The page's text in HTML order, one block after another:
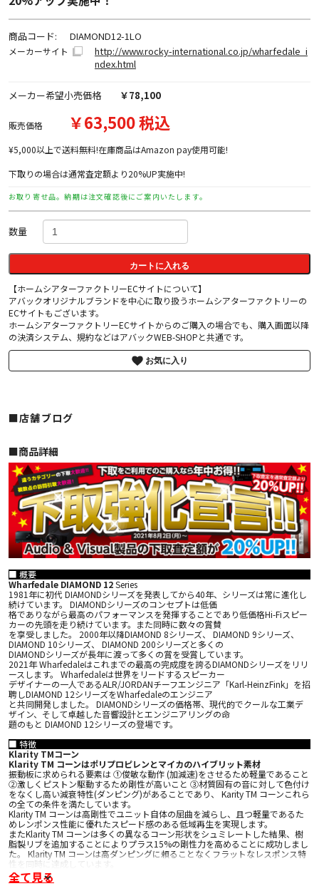
商品コード: DIAMOND12-1LO
メーカーサイト
http://www.rocky-international.co.jp/wharfedale_i
ndex.html
メーカー希望小売価格 ￥78,100
販売価格 ￥63,500 税込
¥5,000以上で送料無料!在庫商品はAmazon pay使用可能!
下取りの場合は通常査定額より20%UP実施中!
お取り寄せ品。納期は注文確認後にご案内いたします。
数量
カートに入れる
【ホームシアターファクトリーECサイトについて】
アバックオリジナルブランドを中心に取り扱うホームシアターファクトリーの
ECサイトもございます。
ホームシアターファクトリーECサイトからのご購入の場合でも、購入画面以降
の決済システム、規約などはアバックWEB-SHOPと共通です。
お気に入り
■店舗ブログ
■︎商品詳細
■ 概要
Wharfedale DIAMOND 12Series
1981年に初代 DIAMONDシリーズを発表してから40年、シリーズは常に進化し
続けています。 DIAMONDシリーズのコンセプトは低価
格でありながら最高のパフォーマンスを発揮することであり低価格Hi-Fiスピー
カーの先頭を走り続けています。また同時に数々の賞賛
を享受しました。 2000年以降DIAMOND 8シリーズ、 DIAMOND 9シリーズ、
DIAMOND 10シリーズ、 DIAMOND 200シリーズと多くの
DIAMONDシリーズが長年に渡って多くの賞を受賞しています。
2021年 Wharfedaleはこれまでの最高の完成度を誇るDIAMONDシリーズをリリ
ースします。 Wharfedaleは世界をリードするスピーカー
デザイナーの一人であるALR/JORDANチーフエンジニア「Karl-HeinzFink」を招
聘しDIAMOND 12シリーズをWharfedaleのエンジニア
と共同開発しました。 DIAMONDシリーズの価格帯、現代的でクールな工業デ
ザイン、そして卓越した音響設計とエンジニアリングの命
題のもと DIAMOND 12シリーズの登場です。
■ 特徴
Klarity TMコーン
Klarity TM コーンはポリプロピレンとマイカのハイブリット素材
振動板に求められる要素は ①俊敏な動作 (加減速)をさせるため軽量であること
②激しくピストン駆動するため剛性が高いこと ③材質固有の音に対して色付け
をなくし高い減衰特性(ダンピング)があることであり、 Karity TM コーンこれら
の全ての条件を満たしています。
Klarity TM コーンは高剛性でユニット自体の屈曲を減らし、且つ軽量であるた
めレンポンス性能に優れたスピード感のある低域再生を実現します。
またKlarity TM コーンは多くの異なるコーン形状をシュミレートした結果、樹
脂製リブを追加することによりプラス15%の剛性力を高めることに成功しまし
た。 Klarity TM コーンは高ダンピングに頼ることなくフラットなレスポンス特
性を同時に達成しています。
力感に優れたネオジウムマグネット
全て見る